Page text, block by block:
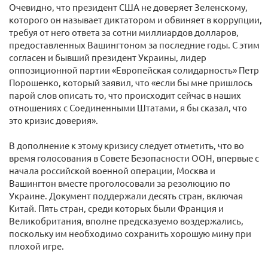
Очевидно, что президент США не доверяет Зеленскому,
которого он называет диктатором и обвиняет в коррупции,
требуя от него ответа за сотни миллиардов долларов,
предоставленных Вашингтоном за последние годы. С этим
согласен и бывший президент Украины, лидер
оппозиционной партии «Европейская солидарность» Петр
Порошенко, который заявил, что «если бы мне пришлось
парой слов описать то, что происходит сейчас в наших
отношениях с Соединенными Штатами, я бы сказал, что
это кризис доверия».
В дополнение к этому кризису следует отметить, что во
время голосования в Совете Безопасности ООН, впервые с
начала российской военной операции, Москва и
Вашингтон вместе проголосовали за резолюцию по
Украине. Документ поддержали десять стран, включая
Китай. Пять стран, среди которых были Франция и
Великобритания, вполне предсказуемо воздержались,
поскольку им необходимо сохранить хорошую мину при
плохой игре.